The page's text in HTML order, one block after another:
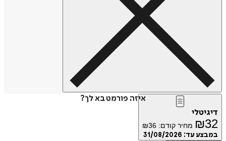
איזה פורמט בא לך?
דיגיטלי
₪32 מחיר קודם: ₪36
במבצע עד: 31/08/2026